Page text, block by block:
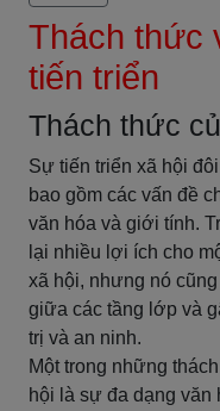
Thách thức
tiến triển
Thách thức
Sự tiến triển xã hội
bao gồm các vấn đề
văn hóa và giới tính.
lại nhiều lợi ích cho
xã hội, nhưng nó
giữa các tầng lớp và
trị và an ninh.
Một trong những
hội là sự đa dạng văn